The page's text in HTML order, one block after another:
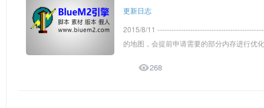
更新日志
2015/8/11
的地图，会提前申请需要的部分内存进行优
268